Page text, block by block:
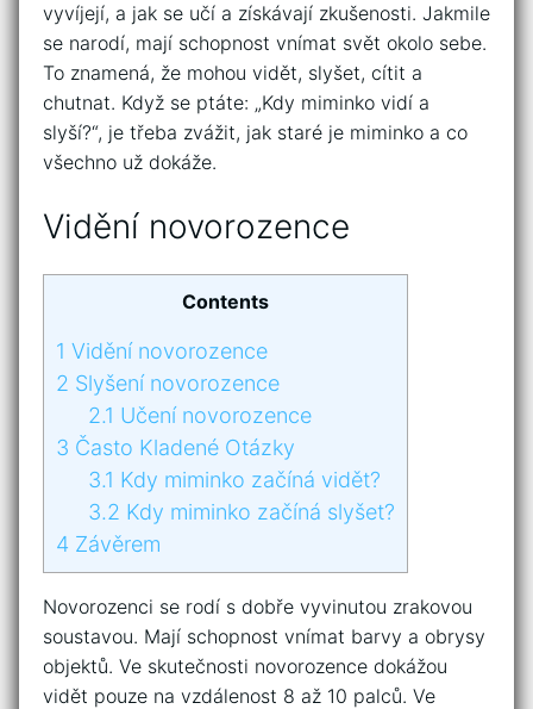
vyvíjejí, a jak se učí a získávají zkušenosti. Jakmile
se narodí, mají schopnost vnímat svět okolo sebe.
To znamená, že mohou vidět, slyšet, cítit a
chutnat. Když se ptáte: „Kdy miminko vidí a
slyší?“, je třeba zvážit, jak staré je miminko a co
všechno už dokáže.
Vidění novorozence
Contents
1 Vidění novorozence
2 Slyšení novorozence
2.1 Učení novorozence
3 Často Kladené Otázky
3.1 Kdy miminko začíná vidět?
3.2 Kdy miminko začíná slyšet?
4 Závěrem
Novorozenci se rodí s dobře vyvinutou zrakovou
soustavou. Mají schopnost vnímat barvy a obrysy
objektů. Ve skutečnosti novorozence dokážou
vidět pouze na vzdálenost 8 až 10 palců. Ve